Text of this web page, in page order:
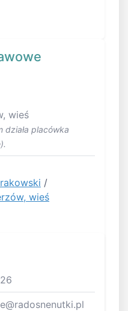
wieś
działa placówka
/
wieś